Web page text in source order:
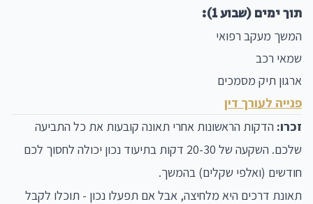
תוך ימים (שבוע 1):
המשך מעקב רפואי
שמאי רכב
ארגון תיק מסמכים
פנייה לעורך דין
זכרו: הדקות הראשונות אחרי תאונה קובעות את כל התביעה
שלכם. השקעה של 20-30 דקות בתיעוד נכון יכולה לחסוך לכם
חודשים (ואלפי שקלים) בהמשך.
תאונת דרכים היא מלחיצה, אבל אם תפעלו נכון - תוכלו לקבל